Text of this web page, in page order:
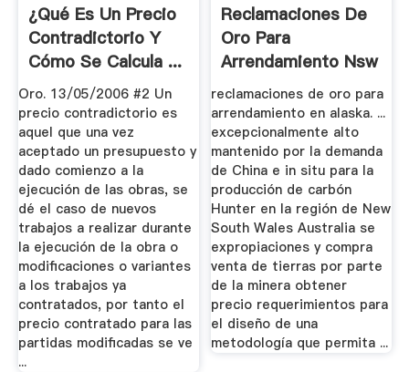
¿Qué Es Un Precio
Contradictorio Y
Cómo Se Calcula ...
Oro. 13/05/2006 #2 Un
precio contradictorio es
aquel que una vez
aceptado un presupuesto y
dado comienzo a la
ejecución de las obras, se
dé el caso de nuevos
trabajos a realizar durante
la ejecución de la obra o
modificaciones o variantes
a los trabajos ya
contratados, por tanto el
precio contratado para las
partidas modificadas se ve
...
Reclamaciones De
Oro Para
Arrendamiento Nsw
reclamaciones de oro para
arrendamiento en alaska. ...
excepcionalmente alto
mantenido por la demanda
de China e in situ para la
producción de carbón
Hunter en la región de New
South Wales Australia se
expropiaciones y compra
venta de tierras por parte
de la minera obtener
precio requerimientos para
el diseño de una
metodología que permita ...